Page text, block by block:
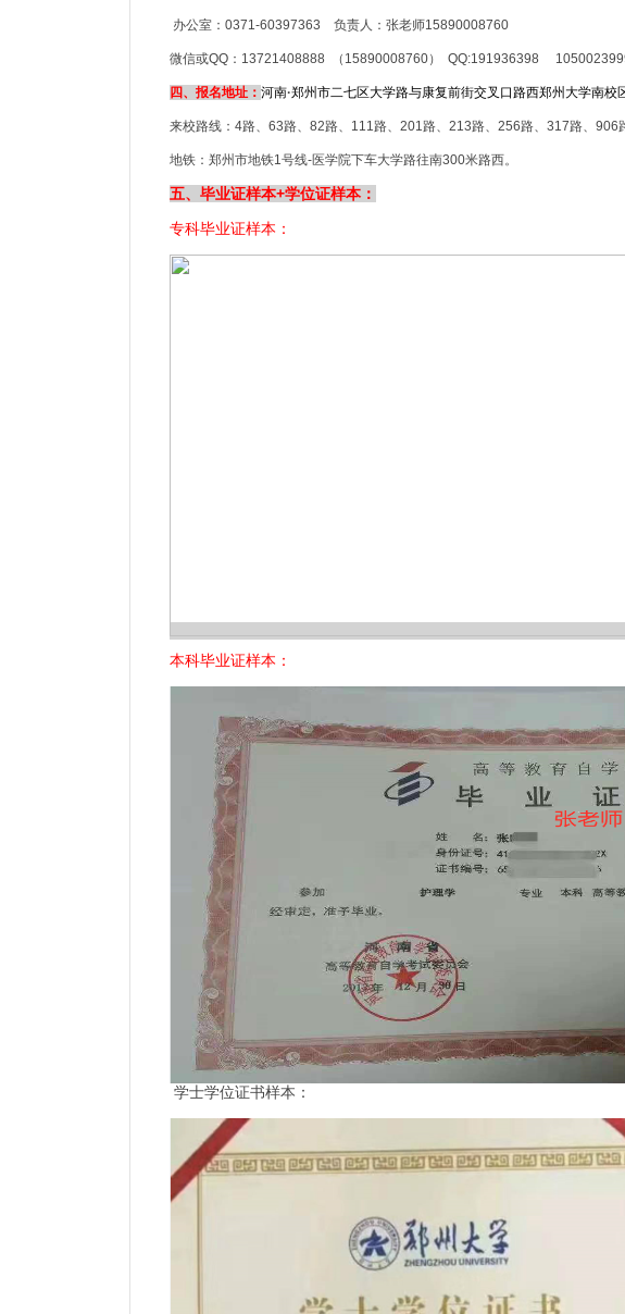
办公室：0371-60397363 负责人：张老师15890008760
微信或QQ：13721408888 （15890008760） QQ:191936398
四、报名地址： 河南·郑州市二七区大学路与康复前街交叉口路西郑州大学南校
来校路线： 4路、63路、82路、111路、201路、213路、256路、317路、906
地铁：郑州市地铁1号线-医学院下车大学路往南300米路西。
五、毕业证样本+学位证样本：
专科毕业证样本：
本科毕业证样本：
学士学位证书样本：